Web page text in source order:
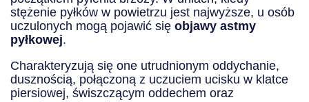
stężenie pyłków w powietrzu jest najwyższe, u osób
uczulonych mogą pojawić się objawy astmy
pyłkowej.
Charakteryzują się one utrudnionym oddychanie,
dusznością, połączoną z uczuciem ucisku w klatce
piersiowej, świszczącym oddechem oraz